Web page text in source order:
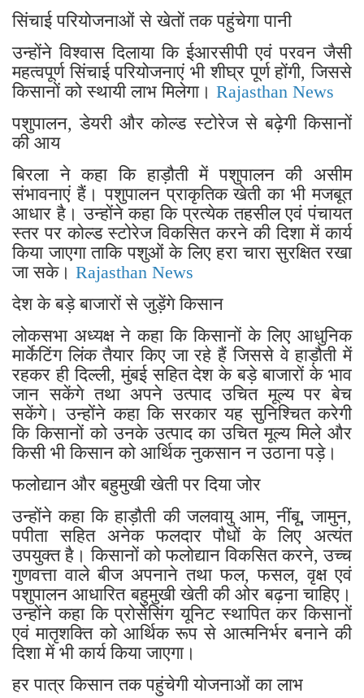
सिंचाई परियोजनाओं से खेतों तक पहुंचेगा पानी
उन्होंने विश्वास दिलाया कि ईआरसीपी एवं परवन जैसी
महत्वपूर्ण सिंचाई परियोजनाएं भी शीघ्र पूर्ण होंगी, जिससे
किसानों को स्थायी लाभ मिलेगा। Rajasthan News
पशुपालन, डेयरी और कोल्ड स्टोरेज से बढ़ेगी किसानों
की आय
बिरला ने कहा कि हाड़ौती में पशुपालन की असीम
संभावनाएं हैं। पशुपालन प्राकृतिक खेती का भी मजबूत
आधार है। उन्होंने कहा कि प्रत्येक तहसील एवं पंचायत
स्तर पर कोल्ड स्टोरेज विकसित करने की दिशा में कार्य
किया जाएगा ताकि पशुओं के लिए हरा चारा सुरक्षित रखा
जा सके। Rajasthan News
देश के बड़े बाजारों से जुड़ेंगे किसान
लोकसभा अध्यक्ष ने कहा कि किसानों के लिए आधुनिक
मार्केटिंग लिंक तैयार किए जा रहे हैं जिससे वे हाड़ौती में
रहकर ही दिल्ली, मुंबई सहित देश के बड़े बाजारों के भाव
जान सकेंगे तथा अपने उत्पाद उचित मूल्य पर बेच
सकेंगे। उन्होंने कहा कि सरकार यह सुनिश्चित करेगी
कि किसानों को उनके उत्पाद का उचित मूल्य मिले और
किसी भी किसान को आर्थिक नुकसान न उठाना पड़े।
फलोद्यान और बहुमुखी खेती पर दिया जोर
उन्होंने कहा कि हाड़ौती की जलवायु आम, नींबू, जामुन,
पपीता सहित अनेक फलदार पौधों के लिए अत्यंत
उपयुक्त है। किसानों को फलोद्यान विकसित करने, उच्च
गुणवत्ता वाले बीज अपनाने तथा फल, फसल, वृक्ष एवं
पशुपालन आधारित बहुमुखी खेती की ओर बढ़ना चाहिए।
उन्होंने कहा कि प्रोसेसिंग यूनिट स्थापित कर किसानों
एवं मातृशक्ति को आर्थिक रूप से आत्मनिर्भर बनाने की
दिशा में भी कार्य किया जाएगा।
हर पात्र किसान तक पहुंचेगी योजनाओं का लाभ